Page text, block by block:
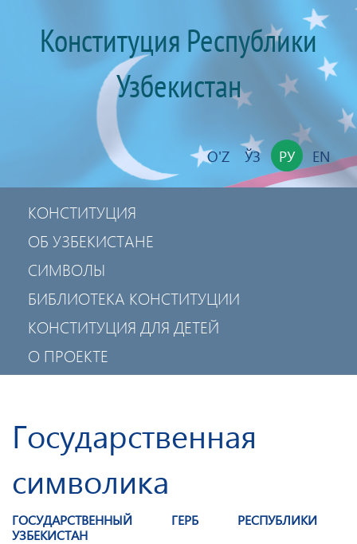
Конституция Республики
Узбекистан
O'Z ЎЗ РУ EN
КОНСТИТУЦИЯ
ОБ УЗБЕКИСТАНЕ
СИМВОЛЫ
БИБЛИОТЕКА КОНСТИТУЦИИ
КОНСТИТУЦИЯ ДЛЯ ДЕТЕЙ
О ПРОЕКТЕ
Государственная
символика
ГОСУДАРСТВЕННЫЙ ГЕРБ РЕСПУБЛИКИ
УЗБЕКИСТАН